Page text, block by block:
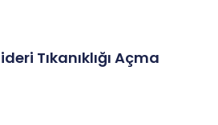
Tıkanıklığı Açma